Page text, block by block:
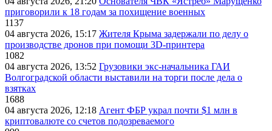
приговорили к 18 годам за похищение военных
1137
04 августа 2026, 15:17 Жителя Крыма задержали по делу о
производстве дронов при помощи 3D‑принтера
1082
04 августа 2026, 13:52 Грузовики экс-начальника ГАИ
Волгоградской области выставили на торги после дела о
взятках
1688
04 августа 2026, 12:18 Агент ФБР украл почти $1 млн в
криптовалюте со счетов подозреваемого